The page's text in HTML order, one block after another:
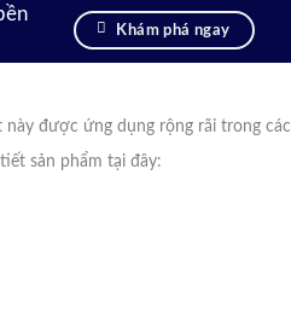
Khám phá ngay
này được ứng dụng rộng rãi trong các
sản phẩm tại đây: